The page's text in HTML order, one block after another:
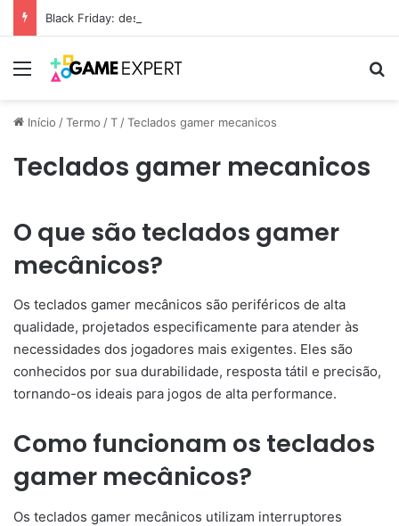
Black Friday: descontos incríveis em eletrônicos
Menu
Início /Termo /T /Teclados gamer mecanicos
Teclados gamer mecanicos
O que são teclados gamer
mecânicos?
Os teclados gamer mecânicos são periféricos de alta
qualidade, projetados especificamente para atender às
necessidades dos jogadores mais exigentes. Eles são
conhecidos por sua durabilidade, resposta tátil e precisão,
tornando-os ideais para jogos de alta performance.
Como funcionam os teclados
gamer mecânicos?
Os teclados gamer mecânicos utilizam interruptores